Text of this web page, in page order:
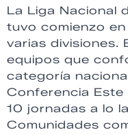
La Liga Nacional
tuvo comienzo
varias divisiones.
equipos que
categoría
Conferencia
10 jornadas a lo
Comunidades